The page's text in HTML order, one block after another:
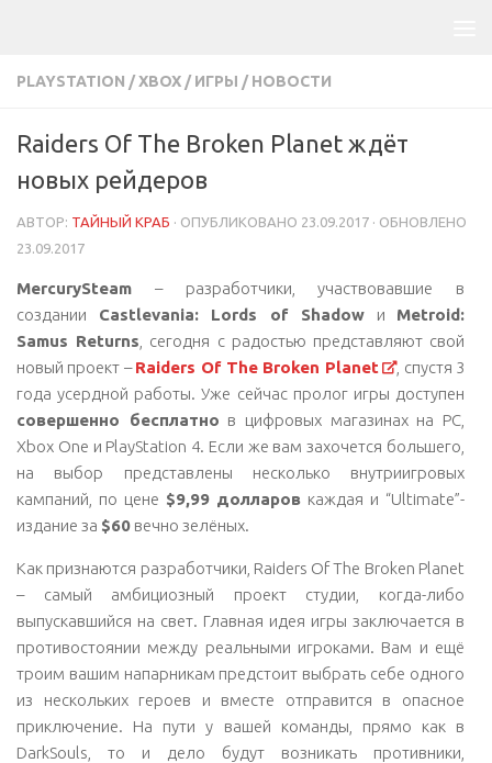
PLAYSTATION /XBOX / ИГРЫ / НОВОСТИ
Raiders Of The Broken Planet ждёт
новых рейдеров
АВТОР: ТАЙНЫЙ КРАБ · ОПУБЛИКОВАНО 23.09.2017 · ОБНОВЛЕНО
23.09.2017
MercurySteam – разработчики, участвовавшие в
создании Castlevania: Lords of Shadow и Metroid:
Samus Returns , сегодня с радостью представляют свой
новый проект –Raiders Of The Broken Planet
, спустя 3
года усердной работы. Уже сейчас пролог игры доступен
совершенно бесплатно в цифровых магазинах на PC,
Xbox One и PlayStation 4. Если же вам захочется большего,
на выбор представлены несколько внутриигровых
кампаний, по цене $9,99 долларов каждая и “Ultimate”-
издание за $60 вечно зелёных.
Как признаются разработчики, Raiders Of The Broken Planet
– самый амбициозный проект студии, когда-либо
выпускавшийся на свет. Главная идея игры заключается в
противостоянии между реальными игроками. Вам и ещё
троим вашим напарникам предстоит выбрать себе одного
из нескольких героев и вместе отправится в опасное
приключение. На пути у вашей команды, прямо как в
DarkSouls, то и дело будут возникать противники,